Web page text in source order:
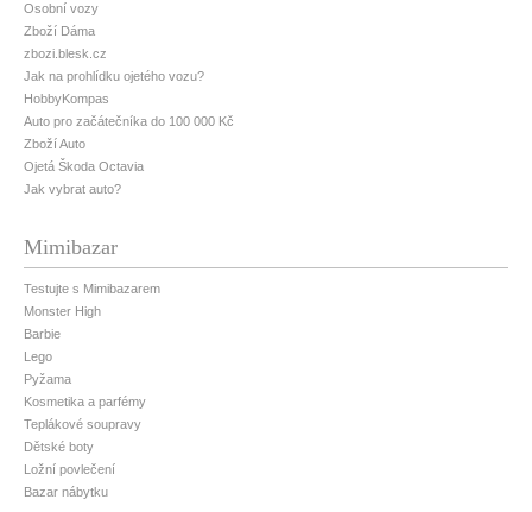
Osobní vozy
Zboží Dáma
zbozi.blesk.cz
Jak na prohlídku ojetého vozu?
HobbyKompas
Auto pro začátečníka do 100 000 Kč
Zboží Auto
Ojetá Škoda Octavia
Jak vybrat auto?
Mimibazar
Testujte s Mimibazarem
Monster High
Barbie
Lego
Pyžama
Kosmetika a parfémy
Teplákové soupravy
Dětské boty
Ložní povlečení
Bazar nábytku